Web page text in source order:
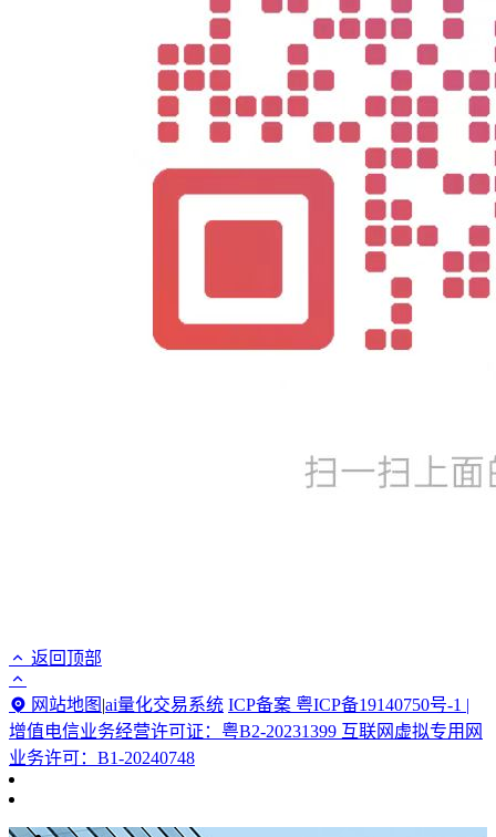
返回顶部
网站地图 |ai量化交易系统 ICP备案 粤ICP备19140750号-1 |
增值电信业务经营许可证：粤B2-20231399 互联网虚拟专用网
业务许可：B1-20240748